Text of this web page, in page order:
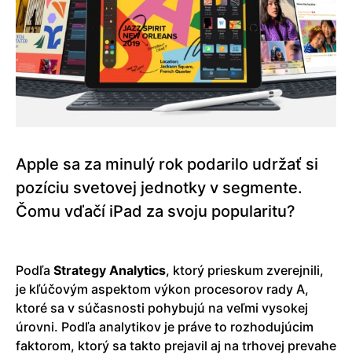
Apple sa za minulý rok podarilo udržať si
pozíciu svetovej jednotky v segmente.
Čomu vďačí iPad za svoju popularitu?
Podľa Strategy Analytics, ktorý prieskum zverejnili,
je kľúčovým aspektom výkon procesorov rady A,
ktoré sa v súčasnosti pohybujú na veľmi vysokej
úrovni. Podľa analytikov je práve to rozhodujúcim
faktorom, ktorý sa takto prejavil aj na trhovej prevahe